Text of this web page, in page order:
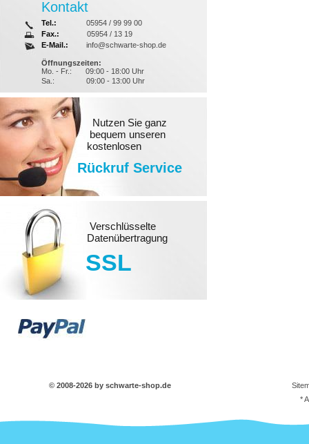
Kontakt
Tel.:
05954 / 99 99 00
Fax.:
05954 / 13 19
E-Mail.:
info@schwarte-shop.de
Öffnungszeiten:
Mo. - Fr.:
09:00 - 18:00 Uhr
Sa.:
09:00 - 13:00 Uhr
Nutzen Sie ganz
bequem unseren
kostenlosen
Rückruf Service
Verschlüsselte
Datenübertragung
SSL
© 2008-2026 by schwarte-shop.de
*